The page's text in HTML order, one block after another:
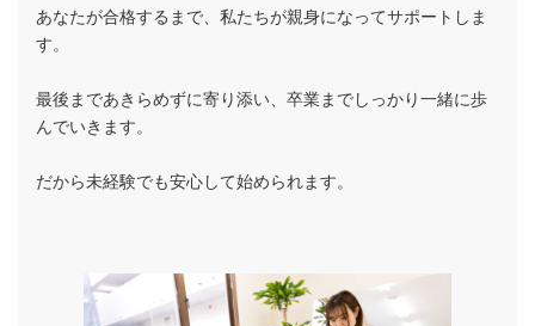
あなたが合格するまで、私たちが親身になってサポートしま
す。
最後まであきらめずに寄り添い、卒業までしっかり一緒に歩
んでいきます。
だから未経験でも安心して始められます。